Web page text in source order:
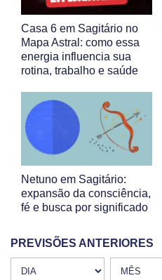
Casa 6 em Sagitário no
Mapa Astral: como essa
energia influencia sua
rotina, trabalho e saúde
Netuno em Sagitário:
expansão da consciência,
fé e busca por significado
PREVISÕES ANTERIORES